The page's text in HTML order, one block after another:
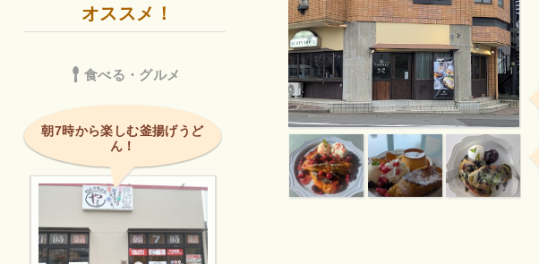
オススメ！
食べる・グルメ
朝7時から楽しむ釜揚げうど
ん！